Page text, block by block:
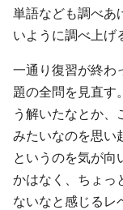
単語なども調べあ
いように調べ上げ
一通り復習が終わ
題の全問を見直す
う解いたなとか、
みたいなのを思い
というのを気が向
かはなく、ちょっ
ないなと感じるレ